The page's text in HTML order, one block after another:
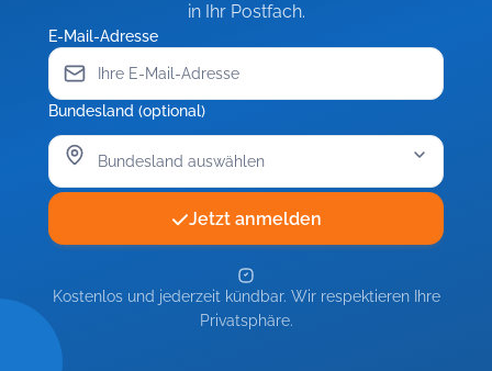
in Ihr Postfach.
E-Mail-Adresse
Bundesland (optional)
Jetzt anmelden
Kostenlos und jederzeit kündbar. Wir respektieren Ihre
Privatsphäre.